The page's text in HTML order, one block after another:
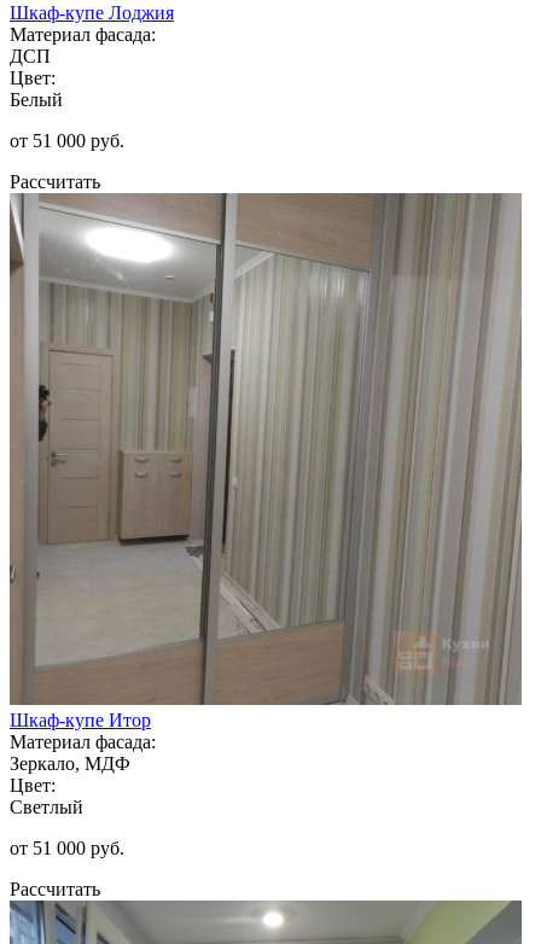
Шкаф-купе Лоджия
Материал фасада:
ДСП
Цвет:
Белый
от 51 000 руб.
Рассчитать
Шкаф-купе Итор
Материал фасада:
Зеркало, МДФ
Цвет:
Светлый
от 51 000 руб.
Рассчитать